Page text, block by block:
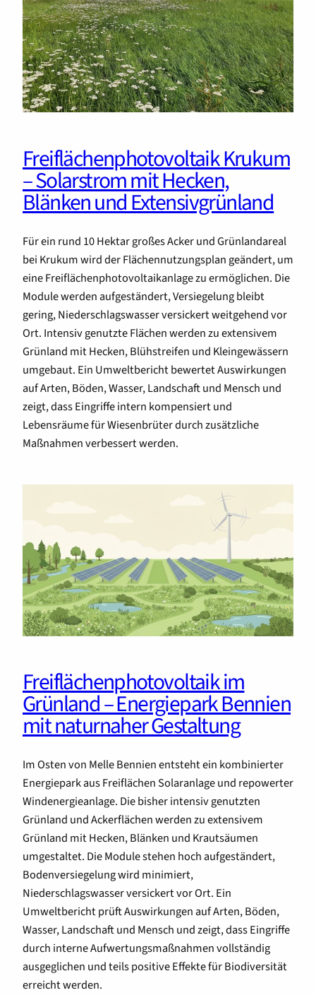
Freiflächenphotovoltaik Krukum
– Solarstrom mit Hecken,
Blänken und Extensivgrünland
Für ein rund 10 Hektar großes Acker und Grünlandareal
bei Krukum wird der Flächennutzungsplan geändert, um
eine Freiflächenphotovoltaikanlage zu ermöglichen. Die
Module werden aufgeständert, Versiegelung bleibt
gering, Niederschlagswasser versickert weitgehend vor
Ort. Intensiv genutzte Flächen werden zu extensivem
Grünland mit Hecken, Blühstreifen und Kleingewässern
umgebaut. Ein Umweltbericht bewertet Auswirkungen
auf Arten, Böden, Wasser, Landschaft und Mensch und
zeigt, dass Eingriffe intern kompensiert und
Lebensräume für Wiesenbrüter durch zusätzliche
Maßnahmen verbessert werden.
Freiflächenphotovoltaik im
Grünland – Energiepark Bennien
mit naturnaher Gestaltung
Im Osten von Melle Bennien entsteht ein kombinierter
Energiepark aus Freiflächen Solaranlage und repowerter
Windenergieanlage. Die bisher intensiv genutzten
Grünland und Ackerflächen werden zu extensivem
Grünland mit Hecken, Blänken und Krautsäumen
umgestaltet. Die Module stehen hoch aufgeständert,
Bodenversiegelung wird minimiert,
Niederschlagswasser versickert vor Ort. Ein
Umweltbericht prüft Auswirkungen auf Arten, Böden,
Wasser, Landschaft und Mensch und zeigt, dass Eingriffe
durch interne Aufwertungsmaßnahmen vollständig
ausgeglichen und teils positive Effekte für Biodiversität
erreicht werden.